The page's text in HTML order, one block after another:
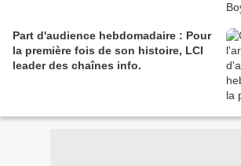
Part d'audience hebdomadaire : Pour
la première fois de son histoire, LCI
leader des chaînes info.